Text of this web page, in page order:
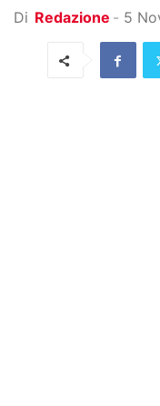
Di Redazione - 5